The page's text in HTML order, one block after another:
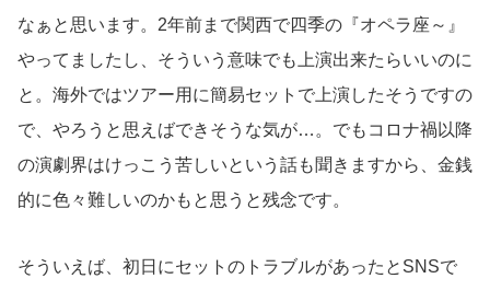
なぁと思います。2年前まで関西で四季の『オペラ座～』
やってましたし、そういう意味でも上演出来たらいいのに
と。海外ではツアー用に簡易セットで上演したそうですの
で、やろうと思えばできそうな気が…。でもコロナ禍以降
の演劇界はけっこう苦しいという話も聞きますから、金銭
的に色々難しいのかもと思うと残念です。
そういえば、初日にセットのトラブルがあったとSNSで